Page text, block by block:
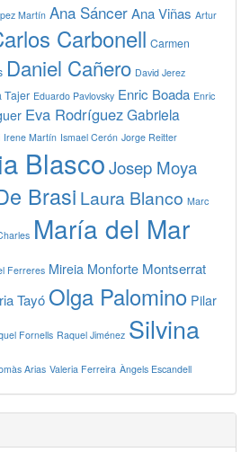
Martín Ana SáncerAna Viñas Artur
Carbonell Carmen
Daniel Cañero David Jerez
Tajer Eduardo Pavlovsky Enric Boada Enric
Eva RodríguezGabriela
Irene Martín Ismael Cerón Jorge Reitter
BlascoJosep Moya
Brasi Laura Blanco Marc
María del Mar
Ferreres Mireia Monforte Montserrat
Tayó Olga Palomino Pilar
Fornells Raquel Jiménez Silvina
Arias Valeria Ferreira Àngels Escandell